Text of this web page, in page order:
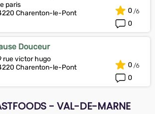
paris
Charenton-le-Pont
0
0
Douceur
rue victor hugo
Charenton-le-Pont
0
0
- VAL-DE-MARNE